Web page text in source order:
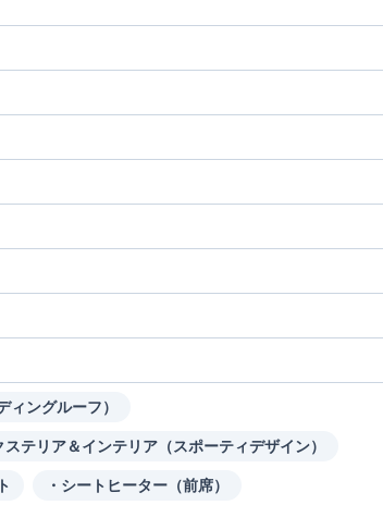
ィングルーフ）
テリア＆インテリア（スポーティデザイン）
・シートヒーター（前席）